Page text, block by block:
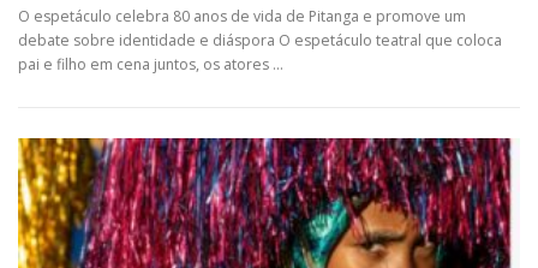
O espetáculo celebra 80 anos de vida de Pitanga e promove um
debate sobre identidade e diáspora O espetáculo teatral que coloca
pai e filho em cena juntos, os atores …